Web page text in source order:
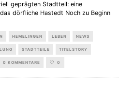
geprägten Stadtteil: eine
dörfliche Hastedt Noch zu Beginn
HEMELINGEN LEBEN NEWS
STADTTEILE TITELSTORY
0 KOMMENTARE 0